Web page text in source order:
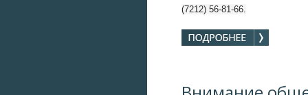
(7212) 56-81-66.